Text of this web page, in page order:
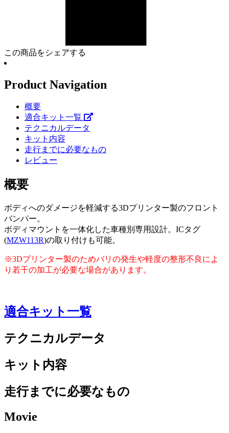
この商品をシェアする
Product Navigation
概要
適合キット一覧
テクニカルデータ
キット内容
走行までに必要なもの
レビュー
概要
ボディへのダメージを軽減する3Dプリンター製のフロント
バンパー。
ボディマウントを一体化した車種別専用設計。ICタグ
(MZW113R)の取り付けも可能。
※3Dプリンター製のためバリの発生や軽度の整形不良によ
り若干の加工が必要な場合があります。
適合キット一覧
テクニカルデータ
キット内容
走行までに必要なもの
Movie